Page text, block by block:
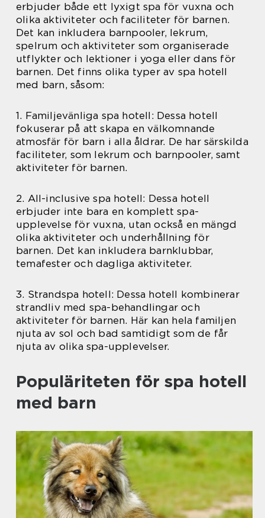
erbjuder både ett lyxigt spa för vuxna och
olika aktiviteter och faciliteter för barnen.
Det kan inkludera barnpooler, lekrum,
spelrum och aktiviteter som organiserade
utflykter och lektioner i yoga eller dans för
barnen. Det finns olika typer av spa hotell
med barn, såsom:
1. Familjevänliga spa hotell: Dessa hotell
fokuserar på att skapa en välkomnande
atmosfär för barn i alla åldrar. De har särskilda
faciliteter, som lekrum och barnpooler, samt
aktiviteter för barnen.
2. All-inclusive spa hotell: Dessa hotell
erbjuder inte bara en komplett spa-
upplevelse för vuxna, utan också en mängd
olika aktiviteter och underhållning för
barnen. Det kan inkludera barnklubbar,
temafester och dagliga aktiviteter.
3. Strandspa hotell: Dessa hotell kombinerar
strandliv med spa-behandlingar och
aktiviteter för barnen. Här kan hela familjen
njuta av sol och bad samtidigt som de får
njuta av olika spa-upplevelser.
Populäriteten för spa hotell
med barn